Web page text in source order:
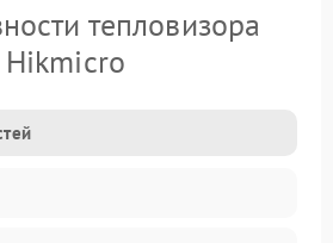
тепловизора
Hikmicro